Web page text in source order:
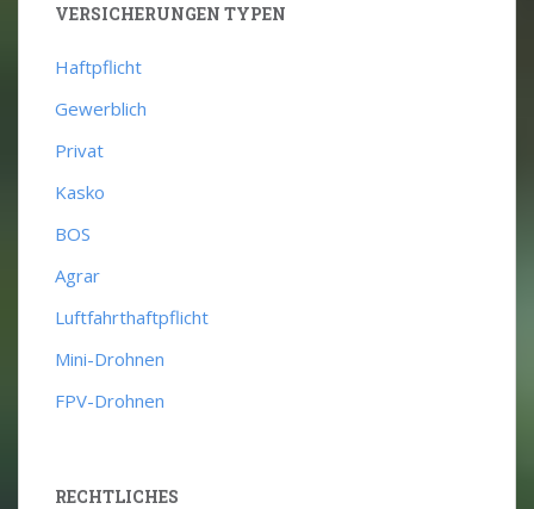
VERSICHERUNGEN TYPEN
Haftpflicht
Gewerblich
Privat
Kasko
BOS
Agrar
Luftfahrthaftpflicht
Mini-Drohnen
FPV-Drohnen
RECHTLICHES